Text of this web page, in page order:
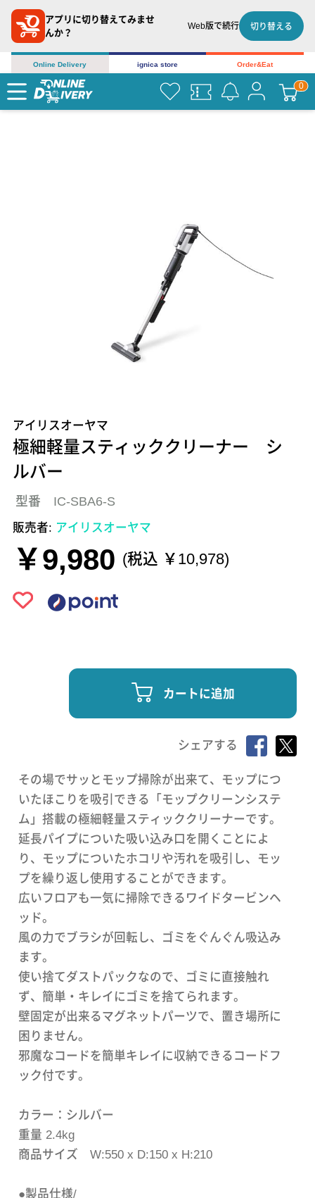
アプリに切り替えてみませ
んか？
Web版で続行 切り替える
Online Delivery ignica store Order&Eat
アイリスオーヤマ
極細軽量スティッククリーナー シ
ルバー
型番 IC-SBA6-S
販売者: アイリスオーヤマ
￥9,980 (税込 ￥10,978)
カートに追加
シェアする
その場でサッとモップ掃除が出来て、モップにつ
いたほこりを吸引できる「モップクリーンシステ
ム」搭載の極細軽量スティッククリーナーです。
延長パイプについた吸い込み口を開くことによ
り、モップについたホコリや汚れを吸引し、モッ
プを繰り返し使用することができます。
広いフロアも一気に掃除できるワイドタービンヘ
ッド。
風の力でブラシが回転し、ゴミをぐんぐん吸込み
ます。
使い捨てダストパックなので、ゴミに直接触れ
ず、簡単・キレイにゴミを捨てられます。
壁固定が出来るマグネットパーツで、置き場所に
困りません。
邪魔なコードを簡単キレイに収納できるコードフ
ック付です。
カラー：シルバー
重量 2.4kg
商品サイズ W:550 x D:150 x H:210
●製品仕様/